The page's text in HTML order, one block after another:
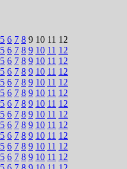
5 6 7 8 9 10 11 12
5 6 7 8 9 10 11 12
5 6 7 8 9 10 11 12
5 6 7 8 9 10 11 12
5 6 7 8 9 10 11 12
5 6 7 8 9 10 11 12
5 6 7 8 9 10 11 12
5 6 7 8 9 10 11 12
5 6 7 8 9 10 11 12
5 6 7 8 9 10 11 12
5 6 7 8 9 10 11 12
5 6 7 8 9 10 11 12